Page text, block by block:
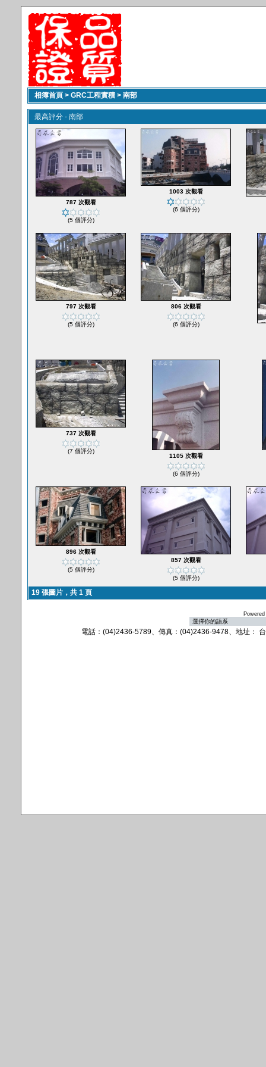
相簿首頁 > GRC工程實積 > 南部
最高評分 - 南部
787 次觀看
(5 個評分)
1003 次觀看
(6 個評分)
797 次觀看
(5 個評分)
806 次觀看
(6 個評分)
737 次觀看
(7 個評分)
1105 次觀看
(6 個評分)
896 次觀看
(5 個評分)
857 次觀看
(5 個評分)
19 張圖片，共 1 頁
電話：(04)2436-5789、傳真：(04)2436-9478、地址：